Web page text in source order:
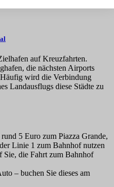
auf Kreuzfahrten.
die nächsten Airports
wird die Verbindung
Landausflugs diese Städte zu
5 Euro zum Piazza Grande,
Linie 1 zum Bahnhof nutzen
Sie, die Fahrt zum Bahnhof
– buchen Sie dieses am